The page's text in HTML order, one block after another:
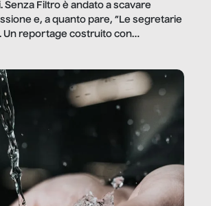
Senza Filtro è andato a scavare
e, a quanto pare, “Le segretarie
Un reportage costruito con